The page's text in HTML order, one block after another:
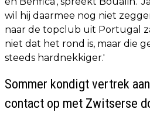
wil hij daarmee nog niet
naar de topclub uit Portugal
niet dat het rond is, maar die
steeds hardnekkiger.'
Sommer kondigt vertrek
contact op met Zwitserse